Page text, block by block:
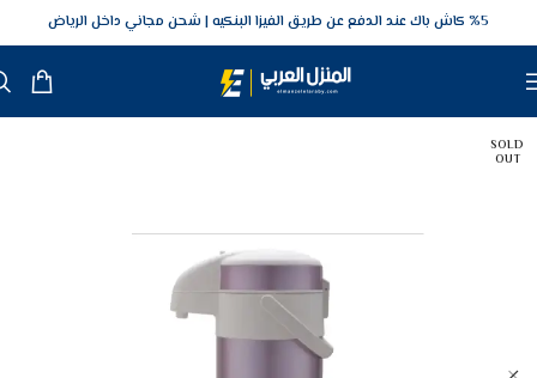
5‎% كاش باك عند الدفع عن طريق الفيزا البنكيه شحن مجاني داخل الرياض
SOLD
OUT